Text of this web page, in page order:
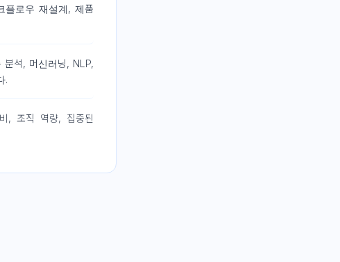
로우 재설계, 제품
석, 머신러닝, NLP,
.
조직 역량, 집중된